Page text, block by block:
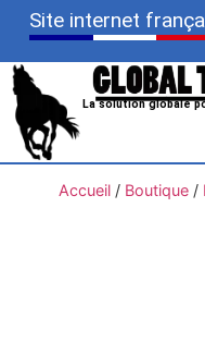
Site internet
La solution globale
Accueil/ Boutique/